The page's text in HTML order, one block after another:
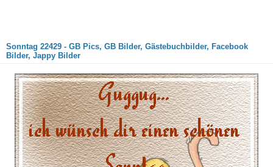
Sonntag 22429 - GB Pics, GB Bilder, Gästebuchbilder, Facebook
Bilder, Jappy Bilder